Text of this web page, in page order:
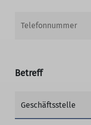
Betreff